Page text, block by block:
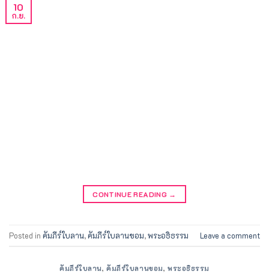
10
ก.ย.
CONTINUE READING →
Posted in คัมภีร์ใบลาน,คัมภีร์ใบลานขอม,พระอธิธรรม Leave a comment
คัมภีร์ใบลาน,คัมภีร์ใบลานขอม, พระอธิธรรม